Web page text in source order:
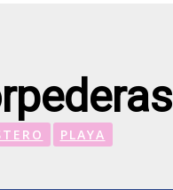
PLAYA